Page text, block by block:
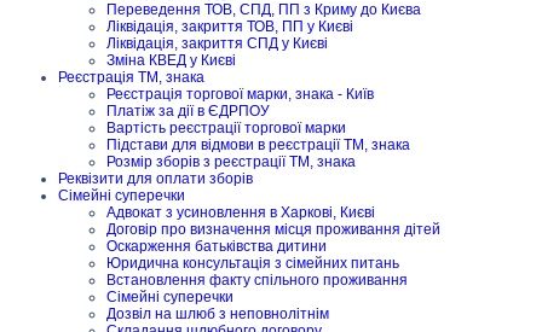
Переведення ТОВ, СПД, ПП з Криму до Києва
Ліквідація, закриття ТОВ, ПП у Києві
Ліквідація, закриття СПД у Києві
Зміна КВЕД у Києві
Реєстрація ТМ, знака
Реєстрація торгової марки, знака - Київ
Платіж за дії в ЄДРПОУ
Вартість реєстрації торгової марки
Підстави для відмови в реєстрації ТМ, знака
Розмір зборів з реєстрації ТМ, знака
Реквізити для оплати зборів
Сімейні суперечки
Адвокат з усиновлення в Харкові, Києві
Договір про визначення місця проживання дітей
Оскарження батьківства дитини
Юридична консультація з сімейних питань
Встановлення факту спільного проживання
Сімейні суперечки
Дозвіл на шлюб з неповнолітнім